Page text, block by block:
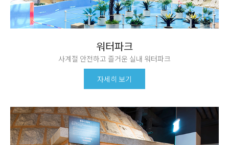
워터파크
사계절 안전하고 즐거운 실내 워터파크
자세히 보기